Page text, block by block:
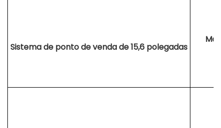
Sistema de ponto de venda de 15,6 polegadas